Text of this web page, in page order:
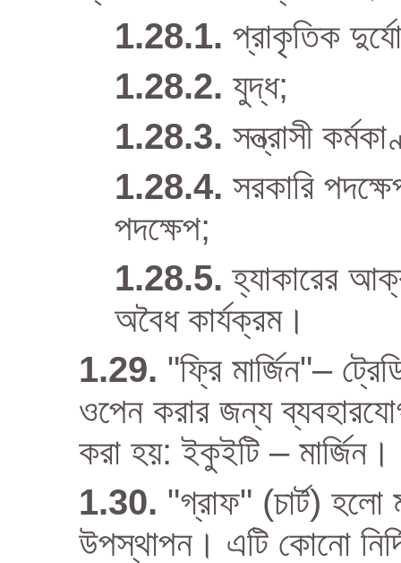
প্রাকৃতিক
যুদ্ধ;
সন্ত্রাসী
সরকারি
পদক্ষেপ;
হ্যাকারের
অবৈধ কার্যক্রম।
"ফ্রি মার্জিন"–
ওপেন করার জন্য
করা হয়: ইকুইটি – মার্জিন।
"গ্রাফ" (চার্ট) হলো
উপস্থাপন। এটি কোনো